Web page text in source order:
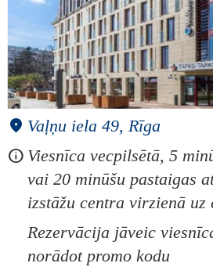
Vaļņu iela 49, Rīga
Viesnīca vecpilsētā, 5
vai 20 minūšu pastaigas
izstāžu centra virzienā uz
Rezervācija jāveic
norādot promo kodu